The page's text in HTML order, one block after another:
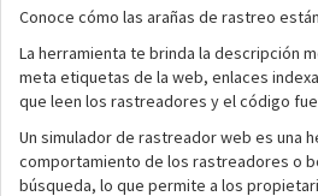
Conoce cómo las arañas de rastreo
La herramienta te brinda la descripción
meta etiquetas de la web, enlaces
que leen los rastreadores y el código
Un simulador de rastreador web es una
comportamiento de los rastreadores o
búsqueda, lo que permite a los